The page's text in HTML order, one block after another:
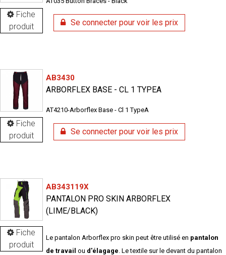
Fiche
produit
Se connecter pour voir les prix
Fiche
produit
AB3430
ARBORFLEX BASE - CL 1 TYPEA
AT4210-Arborflex Base - Cl 1 TypeA
Se connecter pour voir les prix
Fiche
produit
AB343119X
PANTALON PRO SKIN ARBORFLEX
(LIME/BLACK)
Le pantalon Arborflex pro skin peut être utilisé en pantalon
de travail ou d'élagage . Le textile sur le devant du pantalon